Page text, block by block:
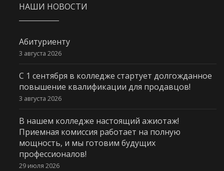
НАШИ НОВОСТИ
Абитуриенту
3 августа 2026
С 1 сентября в колледже стартует долгожданное
повышение квалификации для продавцов!
3 августа 2026
В нашем колледже настоящий ажиотаж!
Приемная комиссия работает на полную
мощность, и мы готовим будущих
профессионалов!
29 июля 2026